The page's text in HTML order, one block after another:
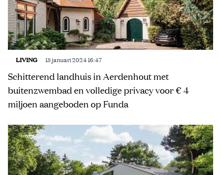
LIVING 15 januari 2024 16:47
Schitterend landhuis in Aerdenhout met
buitenzwembad en volledige privacy voor € 4
miljoen aangeboden op Funda